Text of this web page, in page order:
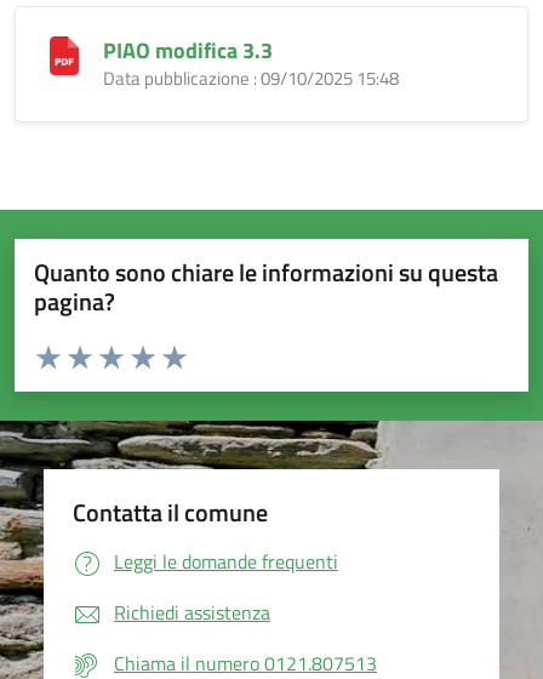
PIAO modifica 3.3
Data pubblicazione : 09/10/2025 15:48
Quanto sono chiare le informazioni su questa
pagina?
Valuta da 1 a 5 stelle la pagina
Valuta 5 stelle su 5
Valuta 4 stelle su 5
Valuta 3 stelle su 5
Valuta 2 stelle su 5
Valuta 1 stelle su 5
Contatta il comune
Leggi le domande frequenti
Richiedi assistenza
Chiama il numero 0121.807513